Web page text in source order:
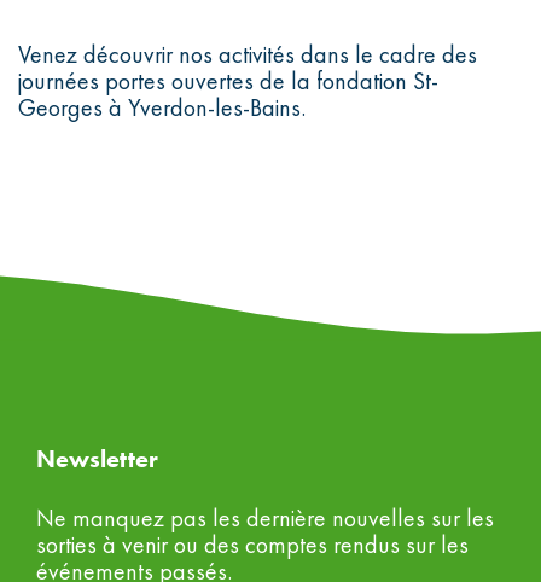
La Fondation
Nous soutenir
Venez découvrir nos activités dans le cadre des
journées portes ouvertes de la fondation St-
Georges à Yverdon-les-Bains.
Newsletter
Ne manquez pas les dernière nouvelles sur les
sorties à venir ou des comptes rendus sur les
événements passés.